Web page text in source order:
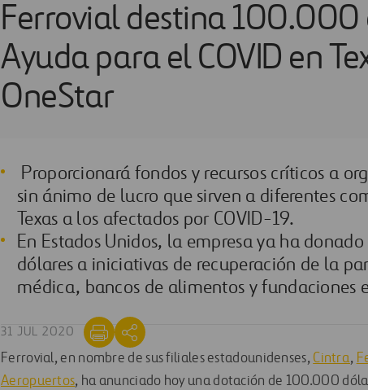
Ferrovial destina 100.000
Ayuda para el COVID en
OneStar
Proporcionará fondos y recursos críticos a
sin ánimo de lucro que sirven a diferentes
Texas a los afectados por COVID-19.
En Estados Unidos, la empresa ya ha
dólares a iniciativas de recuperación de la
médica, bancos de alimentos y fundaciones
31 JUL 2020
Ferrovial, en nombre de sus filiales estadounidenses, Cintra,
Aeropuertos, ha anunciado hoy una dotación de 100.000